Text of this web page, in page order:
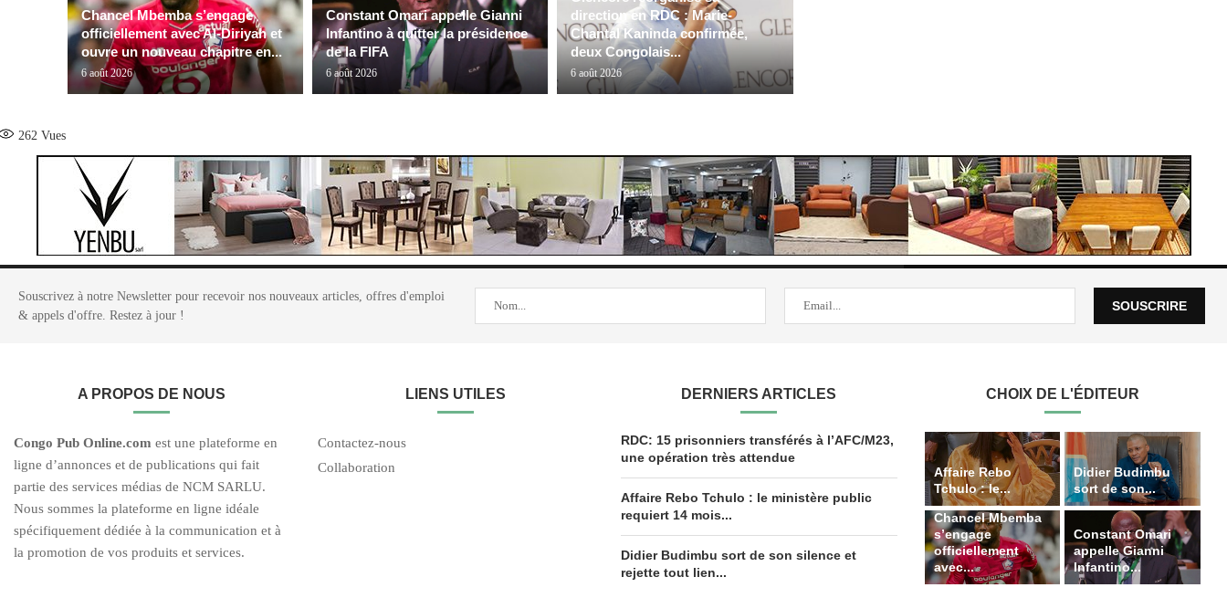
Chancel Mbemba s’engage
officiellement avec Al-Diriyah et
ouvre un nouveau chapitre en...
6 août 2026
Constant Omari appelle Gianni
Infantino à quitter la présidence
de la FIFA
6 août 2026
direction en RDC : Marie-
Chantal Kaninda confirmée,
deux Congolais...
6 août 2026
262 Vues
Souscrivez à notre Newsletter pour recevoir nos nouveaux articles, offres d'emploi
& appels d'offre. Restez à jour !
A PROPOS DE NOUS
Congo Pub Online.com est une plateforme en
ligne d’annonces et de publications qui fait
partie des services médias de NCM SARLU.
Nous sommes la plateforme en ligne idéale
spécifiquement dédiée à la communication et à
la promotion de vos produits et services.
LIENS UTILES
Contactez-nous
Collaboration
DERNIERS ARTICLES
RDC: 15 prisonniers transférés à l’AFC/M23,
une opération très attendue
Affaire Rebo Tchulo : le ministère public
requiert 14 mois...
Didier Budimbu sort de son silence et
rejette tout lien...
CHOIX DE L'ÉDITEUR
Affaire Rebo
Tchulo : le...
Didier Budimbu
sort de son...
Chancel Mbemba
s’engage
officiellement
avec...
Constant Omari
appelle Gianni
Infantino...